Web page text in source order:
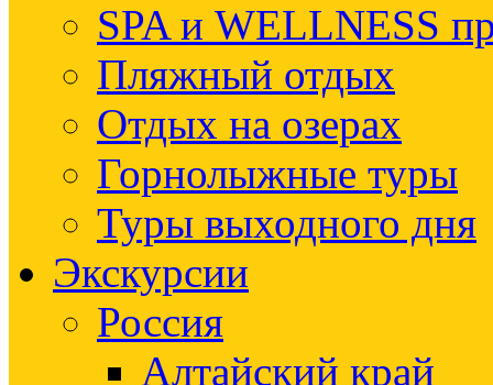
SPA и WELLNESS
Пляжный отдых
Отдых на озерах
Горнолыжные туры
Туры выходного дня
Экскурсии
Россия
Алтайский край